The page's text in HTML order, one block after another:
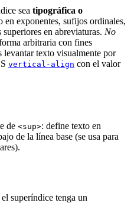
sea tipográfica o
en exponentes, sufijos ordinales,
en abreviaturas. No
arbitraria con fines
levantar texto visualmente por
vertical-align con el valor
de <sup>: define texto en
de la línea base (se usa para
superíndice tenga un